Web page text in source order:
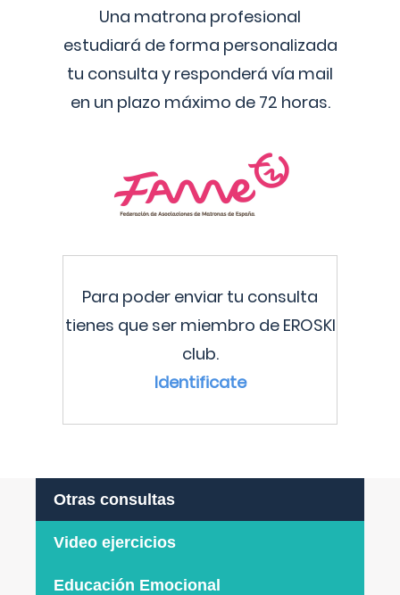
Una matrona profesional
estudiará de forma personalizada
tu consulta y responderá vía mail
en un plazo máximo de 72 horas.
Para poder enviar tu consulta
tienes que ser miembro de EROSKI
club.
Identificate
Otras consultas
Video ejercicios
Educación Emocional